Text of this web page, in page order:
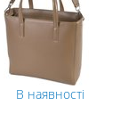
(095) 706-69-33
(067) 863-50-24
В наявності